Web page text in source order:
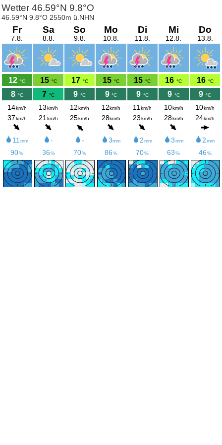
Wetter 46.59°N 9.8°O
46.59°N 9.8°O 2550m ü.NHN
Fr
7.8.
12 °C
8 °C
14km/h
37km/h
11 mm
90%
Sa
8.8.
15 °C
7 °C
13km/h
21 km/h
-
36%
So
9.8.
17 °C
9 °C
12 km/h
25km/h
-
70%
Mo
10.8.
15 °C
9 °C
12km/h
28km/h
3mm
86%
Di
11.8.
15 °C
9 °C
11 km/h
23km/h
2mm
70%
Mi
12.8.
16 °C
9 °C
10km/h
28km/h
3mm
63 %
Do
13.8.
16 °C
9 °C
10km/h
24km/h
2mm
46%